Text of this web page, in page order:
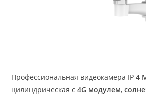
Профессиональная видеокамера IP4
цилиндрическая с4G модулем,